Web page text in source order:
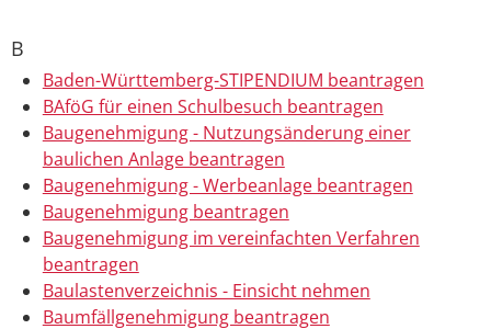
B
Baden-Württemberg-STIPENDIUM beantragen
BAföG für einen Schulbesuch beantragen
Baugenehmigung - Nutzungsänderung einer
baulichen Anlage beantragen
Baugenehmigung - Werbeanlage beantragen
Baugenehmigung beantragen
Baugenehmigung im vereinfachten Verfahren
beantragen
Baulastenverzeichnis - Einsicht nehmen
Baumfällgenehmigung beantragen